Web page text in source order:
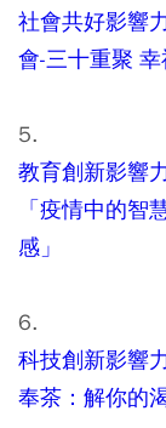
社會共好影響
會-三十重聚
5.
教育創新影響
「疫情中的智
感」
6.
科技創新影響
奉茶：解你的